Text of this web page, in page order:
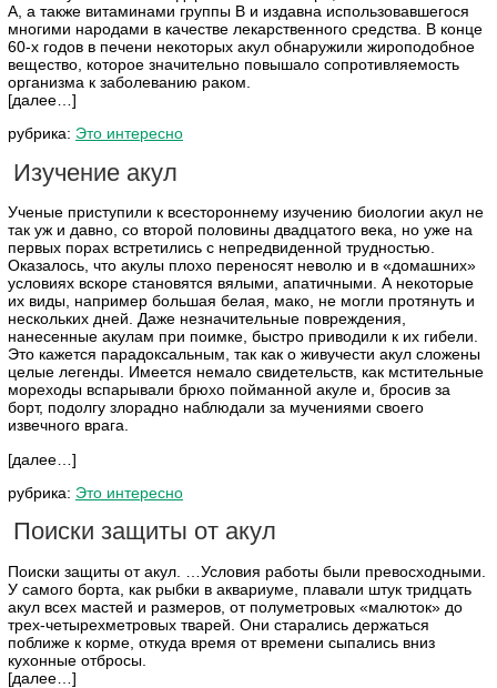
А, а также витаминами группы В и издавна использовавшегося
многими народами в качестве лекарственного средства. В конце
60-х годов в печени некоторых акул обнаружили жироподобное
вещество, которое значительно повышало сопротивляемость
организма к заболеванию раком.
[далее…]
рубрика: Это интересно
Изучение акул
Ученые приступили к всестороннему изучению биологии акул не
так уж и давно, со второй половины двадцатого века, но уже на
первых порах встретились с непредвиденной трудностью.
Оказалось, что акулы плохо переносят неволю и в «домашних»
условиях вскоре становятся вялыми, апатичными. А некоторые
их виды, например большая белая, мако, не могли протянуть и
нескольких дней. Даже незначительные повреждения,
нанесенные акулам при поимке, быстро приводили к их гибели.
Это кажется парадоксальным, так как о живучести акул сложены
целые легенды. Имеется немало свидетельств, как мстительные
мореходы вспарывали брюхо пойманной акуле и, бросив за
борт, подолгу злорадно наблюдали за мучениями своего
извечного врага.
[далее…]
рубрика: Это интересно
Поиски защиты от акул
Поиски защиты от акул. …Условия работы были превосходными.
У самого борта, как рыбки в аквариуме, плавали штук тридцать
акул всех мастей и размеров, от полуметровых «малюток» до
трех-четырехметровых тварей. Они старались держаться
поближе к корме, откуда время от времени сыпались вниз
кухонные отбросы.
[далее…]